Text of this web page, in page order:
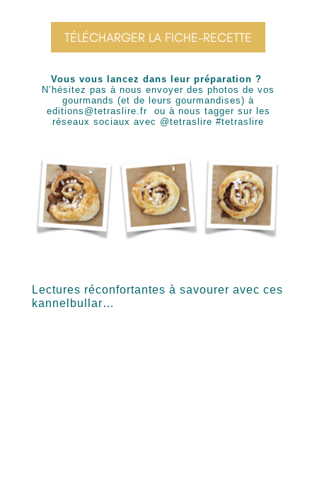
TÉLÉCHARGER LA FICHE-RECETTE
Vous vous lancez dans leur préparation ?
N’hésitez pas à nous envoyer des photos de vos
gourmands (et de leurs gourmandises) à
editions@tetraslire.frou à nous tagger sur les
réseaux sociaux avec @tetraslire #tetraslire
Lectures réconfortantes à savourer avec ces
kannelbullar…